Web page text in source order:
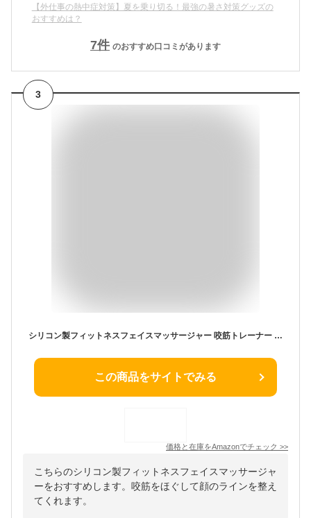
【外仕事の熱中症対策】夏を乗り切る！最強の暑さ対策グッズの
おすすめは？
7件 のおすすめ口コミがあります
3
シリコン製フィットネスフェイスマッサージャー 咬筋トレーナー 顔のラインを整える噛む運動器具 顎ライン強化トレーナー マッサージボール - カラー: 1PC Pink
この商品をサイトでみる
価格と在庫をAmazonでチェック >>
こちらのシリコン製フィットネスフェイスマッサージャ
ーをおすすめします。咬筋をほぐして顔のラインを整え
てくれます。